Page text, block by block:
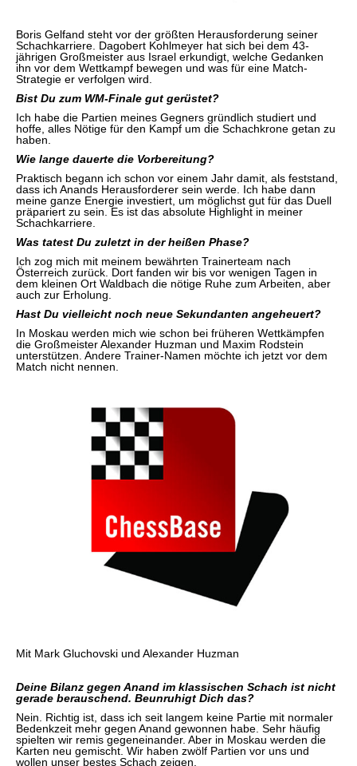
Boris Gelfand steht vor der größten Herausforderung seiner
Schachkarriere. Dagobert Kohlmeyer hat sich bei dem 43-
jährigen Großmeister aus Israel erkundigt, welche Gedanken
ihn vor dem Wettkampf bewegen und was für eine Match-
Strategie er verfolgen wird.
Bist Du zum WM-Finale gut gerüstet?
Ich habe die Partien meines Gegners gründlich studiert und
hoffe, alles Nötige für den Kampf um die Schachkrone getan zu
haben.
Wie lange dauerte die Vorbereitung?
Praktisch begann ich schon vor einem Jahr damit, als feststand,
dass ich Anands Herausforderer sein werde. Ich habe dann
meine ganze Energie investiert, um möglichst gut für das Duell
präpariert zu sein. Es ist das absolute Highlight in meiner
Schachkarriere.
Was tatest Du zuletzt in der heißen Phase?
Ich zog mich mit meinem bewährten Trainerteam nach
Österreich zurück. Dort fanden wir bis vor wenigen Tagen in
dem kleinen Ort Waldbach die nötige Ruhe zum Arbeiten, aber
auch zur Erholung.
Hast Du vielleicht noch neue Sekundanten angeheuert?
In Moskau werden mich wie schon bei früheren Wettkämpfen
die Großmeister Alexander Huzman und Maxim Rodstein
unterstützen. Andere Trainer-Namen möchte ich jetzt vor dem
Match nicht nennen.
Mit Mark Gluchovski und Alexander Huzman
Deine Bilanz gegen Anand im klassischen Schach ist nicht
gerade berauschend. Beunruhigt Dich das?
Nein. Richtig ist, dass ich seit langem keine Partie mit normaler
Bedenkzeit mehr gegen Anand gewonnen habe. Sehr häufig
spielten wir remis gegeneinander. Aber in Moskau werden die
Karten neu gemischt. Wir haben zwölf Partien vor uns und
wollen unser bestes Schach zeigen.